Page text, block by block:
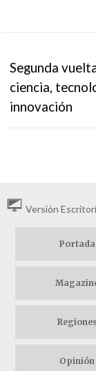
Segunda
ciencia,
innovación
Versión
Portada
Regiones
Opinión